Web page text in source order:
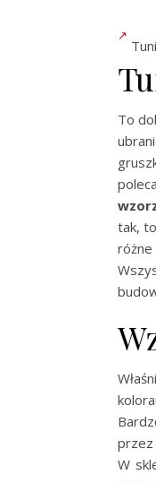
To
tak,
różne
przez
W